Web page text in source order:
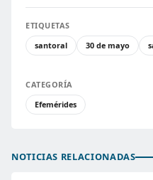
ETIQUETAS
santoral
30 de mayo
CATEGORÍA
Efemérides
NOTICIAS RELACIONADAS